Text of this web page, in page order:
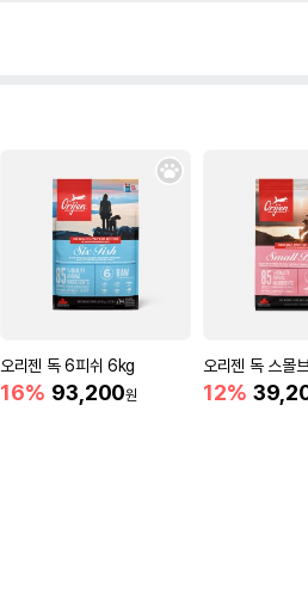
오리젠 독 6피쉬 6kg
16% 93,200원
오리젠 독 스몰
12%